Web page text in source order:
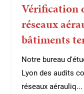
Vérification
réseaux
bâtiments
Notre bureau
Lyon des audits
réseaux aérauliq...